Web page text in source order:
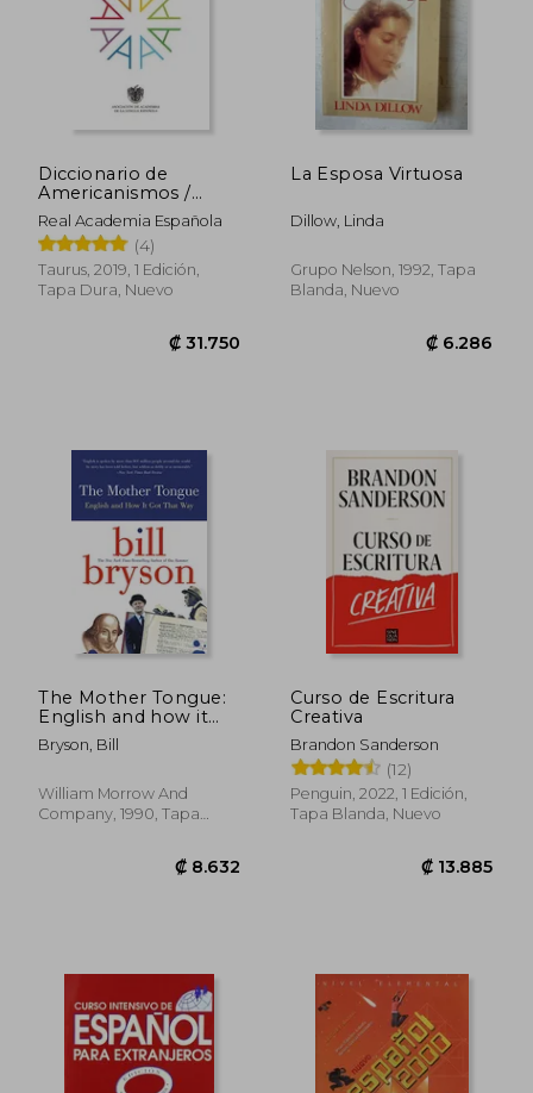
₡ 10.007
Diccionario de
Americanismos /
Dictionary of
Standarized Latin
American Vocabulary
Real Academia Española
(4)
Taurus, 2019, 1 Edición,
Tapa Dura, Nuevo
La Esposa Virtuosa
Dillow, Linda
Grupo Nelson, 1992, Tapa
Blanda, Nuevo
The Mother Tongue:
English and how it
got That way
Bryson, Bill
William Morrow And
Company, 1990, Tapa
Curso de Escritura
Creativa
Brandon Sanderson
(12)
Penguin, 2022, 1 Edición,
Tapa Blanda, Nuevo